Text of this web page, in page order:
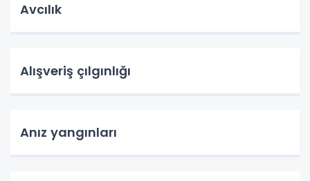
Avcılık
Alışveriş çılgınlığı
Anız yangınları